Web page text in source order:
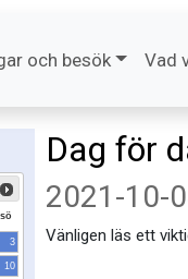
och besök Vad
sö
3
10
Dag för
2021-10-
Vänligen läs ett